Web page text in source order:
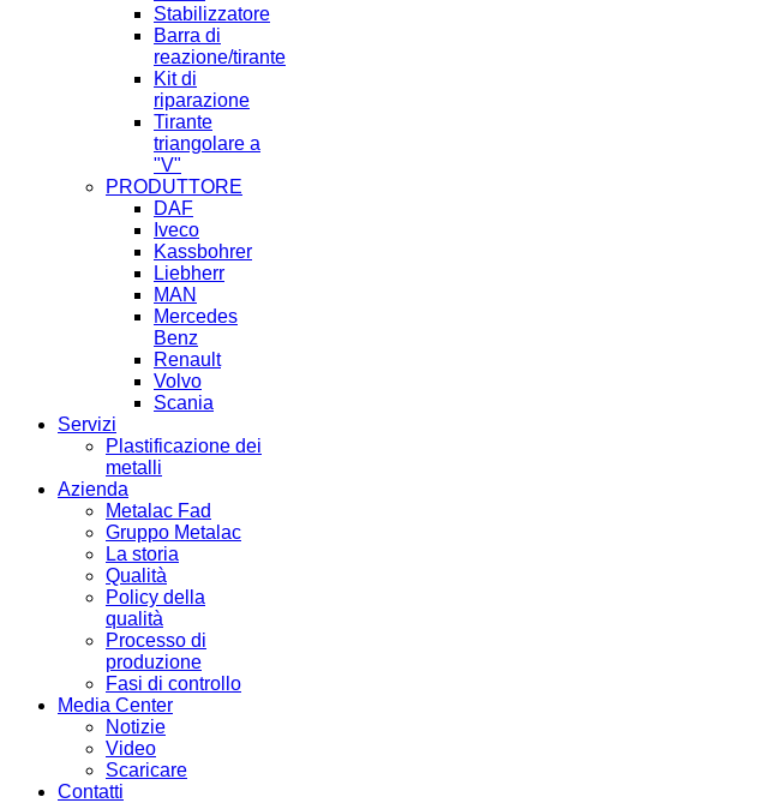
Stabilizzatore
Barra di
reazione/tirante
Kit di
riparazione
Tirante
triangolare a
"V"
PRODUTTORE
DAF
Iveco
Kassbohrer
Liebherr
MAN
Mercedes
Benz
Renault
Volvo
Scania
Servizi
Plastificazione dei
metalli
Azienda
Metalac Fad
Gruppo Metalac
La storia
Qualità
Policy della
qualità
Processo di
produzione
Fasi di controllo
Media Center
Notizie
Video
Scaricare
Contatti